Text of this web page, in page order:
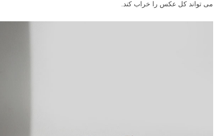
می تواند کل عکس را خراب کند.